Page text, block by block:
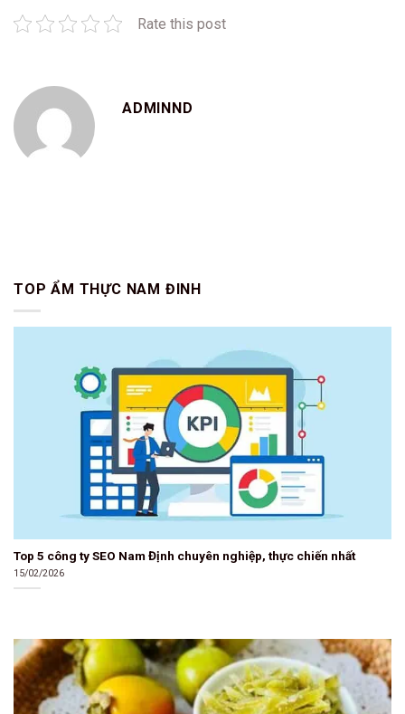
Rate this post
ADMINND
TOP ẨM THỰC NAM ĐINH
Top 5 công ty SEO Nam Định chuyên nghiệp, thực chiến nhất
15/02/2026